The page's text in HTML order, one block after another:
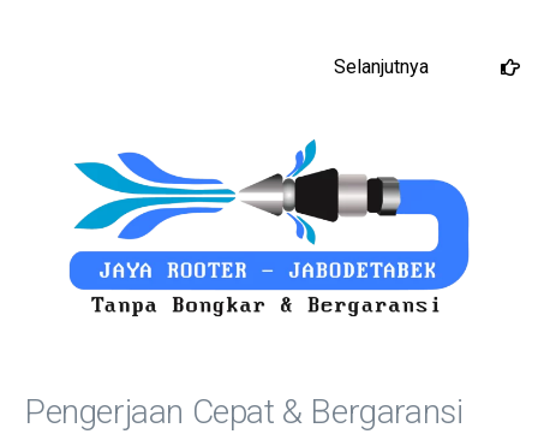
Selanjutnya
Pengerjaan Cepat & Bergaransi